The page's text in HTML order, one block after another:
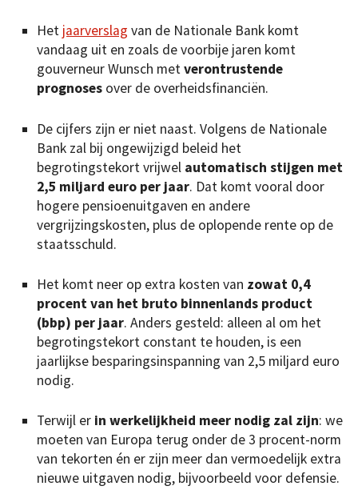
Het jaarverslag van de Nationale Bank komt
vandaag uit en zoals de voorbije jaren komt
gouverneur Wunsch metverontrustende
prognoses over de overheidsfinanciën.
De cijfers zijn er niet naast. Volgens de Nationale
Bank zal bij ongewijzigd beleid het
begrotingstekort vrijwel automatisch stijgen met
2,5 miljard euro per jaar. Dat komt vooral door
hogere pensioenuitgaven en andere
vergrijzingskosten, plus de oplopende rente op de
staatsschuld.
Het komt neer op extra kosten van zowat 0,4
procent van het bruto binnenlands product
(bbp) per jaar. Anders gesteld: alleen al om het
begrotingstekort constant te houden, is een
jaarlijkse besparingsinspanning van 2,5 miljard euro
nodig.
Terwijl er in werkelijkheid meer nodig zal zijn: we
moeten van Europa terug onder de 3 procent-norm
van tekorten én er zijn meer dan vermoedelijk extra
nieuwe uitgaven nodig, bijvoorbeeld voor defensie.